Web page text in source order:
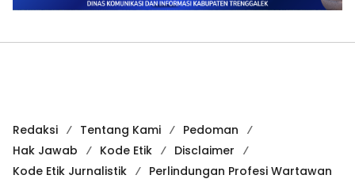
Redaksi Tentang Kami
Pedoman
Hak Jawab
Kode Etik
Disclaimer
Kode Etik Jurnalistik
Perlindungan Profesi Wartawan